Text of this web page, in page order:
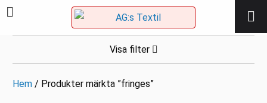
Visa filter
Hem / Produkter märkta ”fringes”